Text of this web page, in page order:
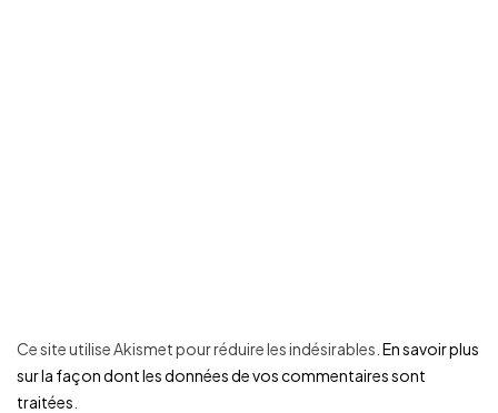
Ce site utilise Akismet pour réduire les indésirables. En savoir plus
sur la façon dont les données de vos commentaires sont
traitées